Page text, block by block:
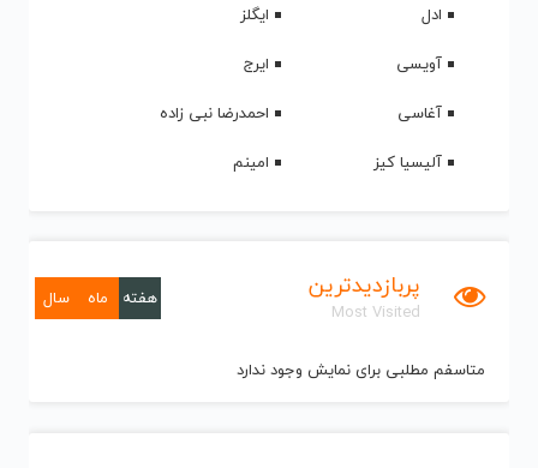
ادل
ایگلز
آویسی
ایرج
آغاسی
احمدرضا نبی زاده
آلیسیا کیز
امینم
پربازدیدترین
Most Visited
هفته ماه سال
متاسفم مطلبی برای نمایش وجود ندارد